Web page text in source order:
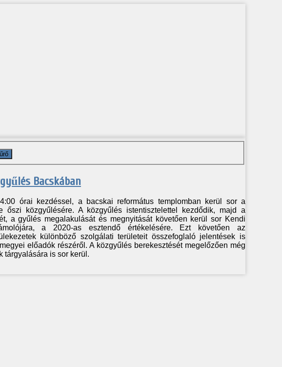
Bacskában
órai kezdéssel, a bacskai református templomban kerül sor a
őszi közgyűlésére. A közgyűlés istentisztelettel kezdődik, majd a
a gyűlés megalakulását és megnyitását követően kerül sor Kendi
a 2020-as esztendő értékelésére. Ezt követően az
különböző szolgálati területeit összefoglaló jelentések is
előadók részéről. A közgyűlés berekesztését megelőzően még
tárgyalására is sor kerül.